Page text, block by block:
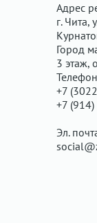
Адрес
г. Чита,
Город
3 этаж,
+7
+7
Эл.